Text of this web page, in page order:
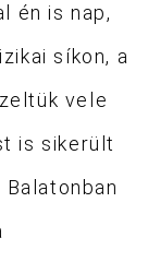
én is nap,
síkon, a
vele
is sikerült